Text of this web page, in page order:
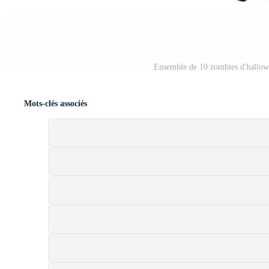
Ensemble de 10 zombies
Mots-clés associés